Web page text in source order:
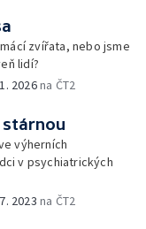
zvířata, nebo jsme
lidí?
2026na ČT2
stárnou
výherních
v psychiatrických
2023 na ČT2